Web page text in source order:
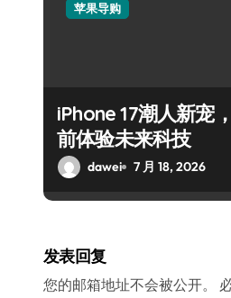
苹果导购
iPhone 17潮人新宠
前体验未来科技
dawei 7 月 18, 2026
发表回复
您的邮箱地址不会被公开。